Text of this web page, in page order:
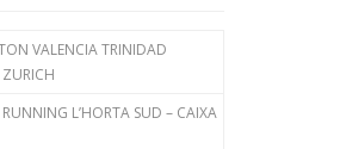
VALENCIA TRINIDAD
L’HORTA SUD – CAIXA